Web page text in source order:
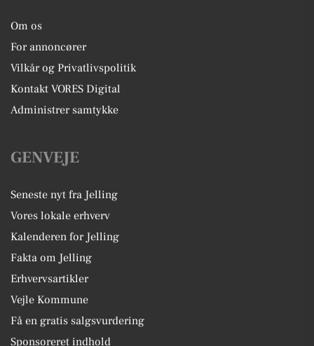
Om os
For annoncører
Vilkår og Privatlivspolitik
Kontakt VORES Digital
Administrer samtykke
GENVEJE
Seneste nyt fra Jelling
Vores lokale erhverv
Kalenderen for Jelling
Fakta om Jelling
Erhvervsartikler
Vejle Kommune
Få en gratis salgsvurdering
Sponsoreret indhold